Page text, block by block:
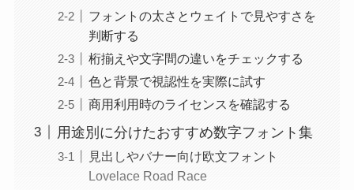
フォントの太さとウェイトで見やすさを
判断する
桁揃えや文字間の違いをチェックする
色と背景で視認性を実際に試す
商用利用時のライセンスを確認する
用途別に分けたおすすめ数字フォント集
見出しやバナー向け欧文フォント
Lovelace Road Race